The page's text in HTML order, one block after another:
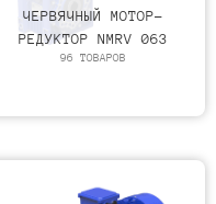
ЧЕРВЯЧНЫЙ МОТОР-
РЕДУКТОР NMRV 063
96 ТОВАРОВ